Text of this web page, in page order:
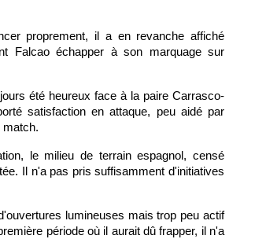
proprement, il a en revanche affiché
Falcao échapper à son marquage sur
été heureux face à la paire Carrasco-
satisfaction en attaque, peu aidé par
match.
le milieu de terrain espagnol, censé
Il n'a pas pris suffisamment d'initiatives
lumineuses mais trop peu actif
période où il aurait dû frapper, il n'a